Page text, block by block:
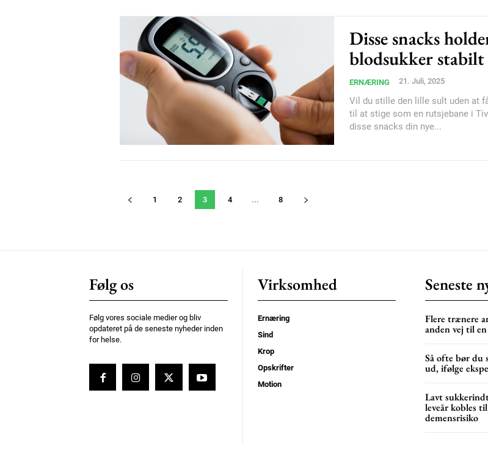
Disse snacks
blodsukker stabilt
ERNÆRING 21. Juli, 2025
Vil du stille den lille sult uden at
til at stige som en rutsjebane i
disse snacks din nye...
1 2 3 4 ... 8
Følg os
Følg vores sociale medier og bliv
opdateret på de seneste nyheder inden
for helse.
Virksomhed
Ernæring
Sind
Krop
Opskrifter
Motion
Seneste
Flere trænere
anden vej til
Så ofte bør
ud, ifølge
Lavt
leveår kobles
demensrisiko